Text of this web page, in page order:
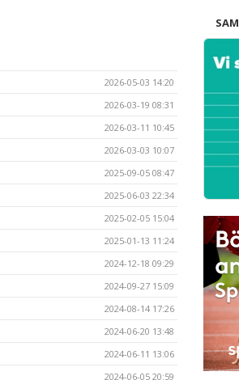
2026-05-03 14:20
2026-03-19 08:31
2026-03-11 10:45
2026-03-03 10:07
2025-09-05 08:47
2025-06-03 22:34
2025-02-05 15:04
2025-01-13 11:24
2024-12-18 09:29
2024-09-27 15:09
2024-08-14 17:26
2024-06-20 13:48
2024-06-11 13:06
2024-06-05 20:59